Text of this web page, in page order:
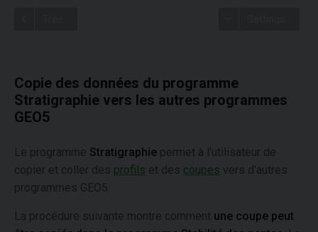
Copie des données du programme
Stratigraphie vers les autres programmes
GEO5
Le programme Stratigraphie permet à l'utilisateur de
copier et coller des profils et des coupes vers d'autres
programmes GEO5.
La procédure suivante montre comment une coupe peut